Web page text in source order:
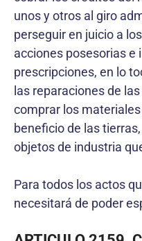
unos y otros al giro
perseguir en juicio a
acciones posesorias e
prescripciones, en lo
las reparaciones de
comprar los
beneficio de las
objetos de industria
Para todos los actos
necesitará de poder